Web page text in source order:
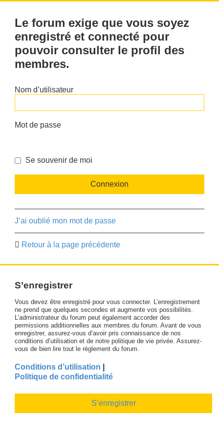
Le forum exige que vous soyez
enregistré et connecté pour
pouvoir consulter le profil des
membres.
Nom d’utilisateur
Mot de passe
Se souvenir de moi
J’ai oublié mon mot de passe
Retour à la page précédente
S’enregistrer
Vous devez être enregistré pour vous connecter. L’enregistrement
ne prend que quelques secondes et augmente vos possibilités.
L’administrateur du forum peut également accorder des
permissions additionnelles aux membres du forum. Avant de vous
enregistrer, assurez-vous d’avoir pris connaissance de nos
conditions d’utilisation et de notre politique de vie privée. Assurez-
vous de bien lire tout le règlement du forum.
Conditions d’utilisation
Politique de confidentialité
S’enregistrer